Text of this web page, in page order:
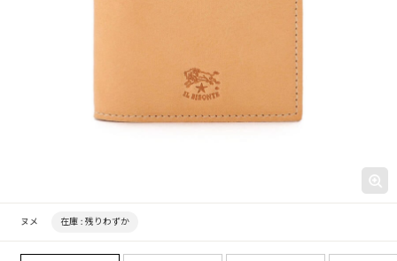
ヌメ 在庫 : 残りわずか